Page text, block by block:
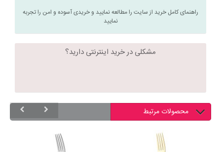
راهنمای کامل خرید از سایت را مطالعه نمایید و خریدی آسوده و امن را تجربه
نمایید
مشکلی در خرید اینترنتی دارید؟
محصولات مرتبط